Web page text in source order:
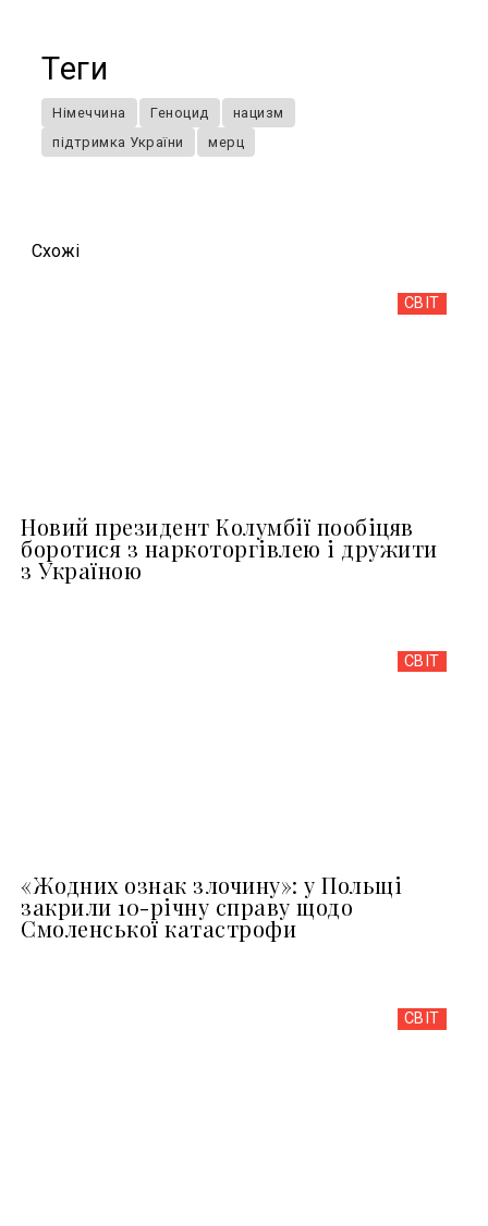
Теги
Німеччина Геноцид
нацизм
підтримка України
мерц
Схожi
СВІТ
Новий президент Колумбії пообіцяв
боротися з наркоторгівлею і дружити
з Україною
СВІТ
«Жодних ознак злочину»: у Польщі
закрили 10-річну справу щодо
Смоленської катастрофи
СВІТ